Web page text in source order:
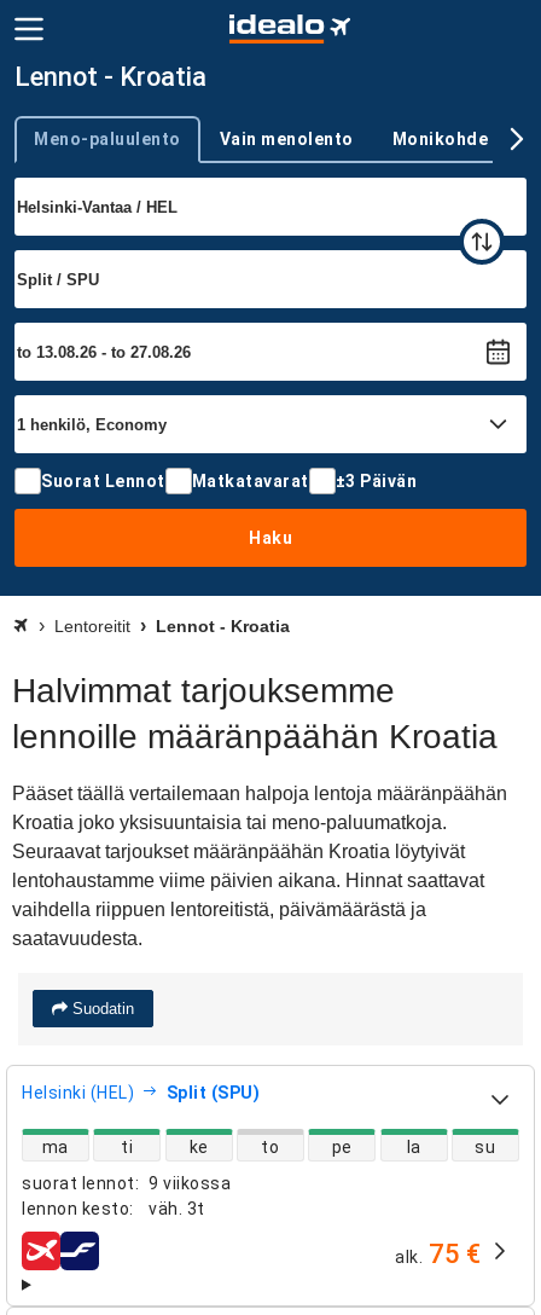
Lennot - Kroatia
Trip type
Meno-paluulento Vain menolento Monikohde
Suorat Lennot Matkatavarat ±3 Päivän
Haku
Lentoreitit Lennot - Kroatia
Halvimmat tarjouksemme
lennoille määränpäähän Kroatia
Pääset täällä vertailemaan halpoja lentoja määränpäähän
Kroatia joko yksisuuntaisia tai meno-paluumatkoja.
Seuraavat tarjoukset määränpäähän Kroatia löytyivät
lentohaustamme viime päivien aikana. Hinnat saattavat
vaihdella riippuen lentoreitistä, päivämäärästä ja
saatavuudesta.
Suodatin
Helsinki (HEL) Split (SPU)
suorat lennot: 9 viikossa
lennon kesto: väh. 3t
suorien lentojen saatavuus
ma ti ke to pe la su
lentoyhtiöt alk. 75 €